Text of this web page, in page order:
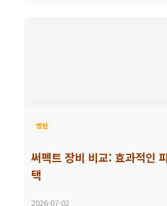
병원
써펙트 장비 비교: 효과적인
택
2026-07-02